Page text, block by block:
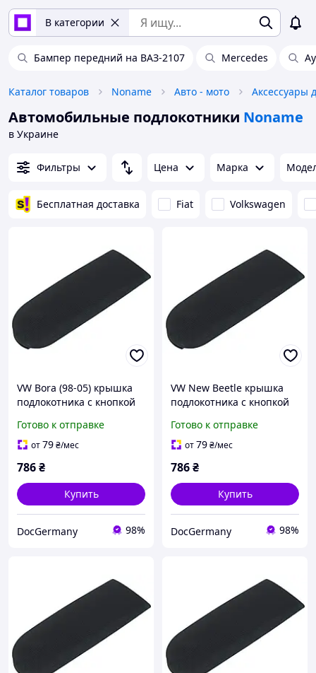
В категории
Бампер передний на ВАЗ-2107 Mercedes
Каталог товаров Noname Авто - мото Аксессуары
Автомобильные подлокотники Noname
в Украине
Фильтры Цена Марка
Бесплатная доставка Fiat Volkswagen
VW Bora (98-05) крышка
подлокотника с кнопкой
Готово к отправке
от79₴/мес
786₴
Купить
DocGermany 98%
VW New Beetle крышка
подлокотника с кнопкой
Битл
Готово к отправке
от79₴/мес
786₴
Купить
DocGermany 98%